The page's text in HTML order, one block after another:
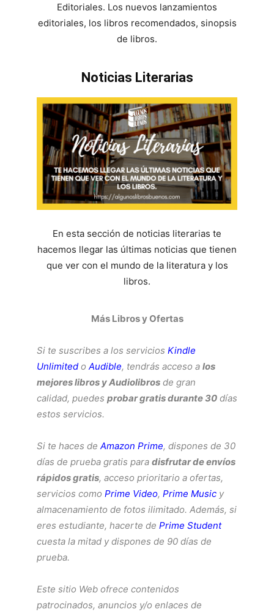
Editoriales. Los nuevos lanzamientos
editoriales, los libros recomendados, sinopsis
de libros.
Noticias Literarias
En esta sección de noticias literarias te
hacemos llegar las últimas noticias que tienen
que ver con el mundo de la literatura y los
libros.
Más Libros y Ofertas
Si te suscribes a los servicios Kindle
Unlimited o Audible, tendrás acceso a los
mejores libros y Audiolibros de gran
calidad, puedes probar gratis durante 30 días
estos servicios.
Si te haces de Amazon Prime, dispones de 30
días de prueba gratis para disfrutar de envíos
rápidos gratis, acceso prioritario a ofertas,
servicios como Prime Video, Prime Music y
almacenamiento de fotos ilimitado. Además, si
eres estudiante, hacerte de Prime Student
cuesta la mitad y dispones de 90 días de
prueba.
Este sitio Web ofrece contenidos
patrocinados, anuncios y/o enlaces de